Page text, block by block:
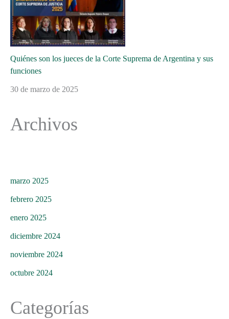
Quiénes son los jueces de la Corte Suprema de Argentina y sus
funciones
30 de marzo de 2025
Archivos
marzo 2025
febrero 2025
enero 2025
diciembre 2024
noviembre 2024
octubre 2024
Categorías